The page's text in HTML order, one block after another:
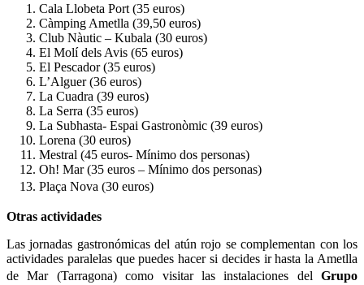
Cala Llobeta Port (35 euros)
Càmping Ametlla (39,50 euros)
Club Nàutic – Kubala (30 euros)
El Molí dels Avis (65 euros)
El Pescador (35 euros)
L’Alguer (36 euros)
La Cuadra (39 euros)
La Serra (35 euros)
La Subhasta- Espai Gastronòmic (39 euros)
Lorena (30 euros)
Mestral (45 euros- Mínimo dos personas)
Oh! Mar (35 euros – Mínimo dos personas)
Plaça Nova (30 euros)
Otras actividades
Las jornadas gastronómicas del atún rojo se complementan con los
actividades paralelas que puedes hacer si decides ir hasta la Ametlla
de Mar (Tarragona) como visitar las instalaciones del Grupo